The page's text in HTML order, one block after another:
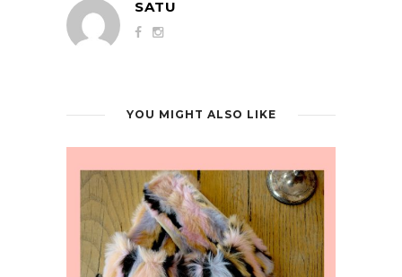
SATU
YOU MIGHT ALSO LIKE